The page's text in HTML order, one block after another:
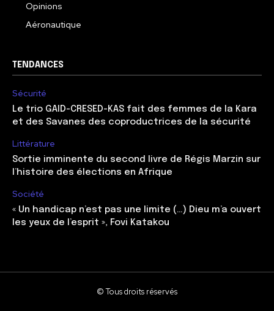
Opinions
Aéronautique
TENDANCES
Sécurité
Le trio GAID-CRESED-KAS fait des femmes de la Kara
et des Savanes des coproductrices de la sécurité
Littérature
Sortie imminente du second livre de Régis Marzin sur
l’histoire des élections en Afrique
Société
« Un handicap n’est pas une limite (…) Dieu m’a ouvert
les yeux de l’esprit », Fovi Katakou
© Tous droits réservés